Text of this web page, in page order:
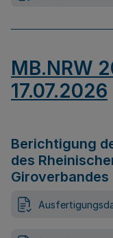
MB.NRW
17.07.2026
Berichtigung
des
Giroverbandes